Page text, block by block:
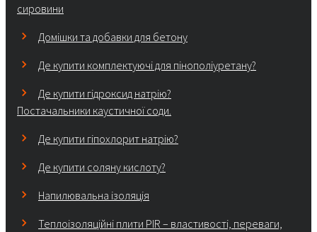
сировини
Домішки та добавки для бетону
Де купити комплектуючі для пінополіуретану?
Де купити гідроксид натрію?
Постачальники каустичної соди.
Де купити гіпохлорит натрію?
Де купити соляну кислоту?
Напилювальна ізоляція
Теплоізоляційні плити PIR – властивості, переваги,